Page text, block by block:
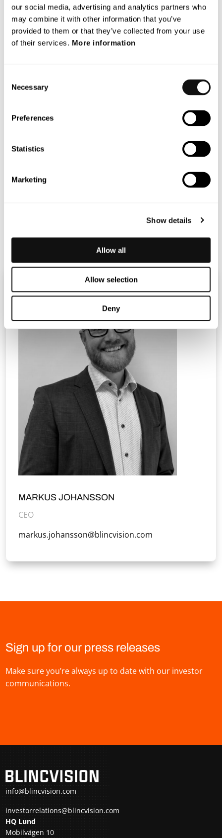
our social media, advertising and analytics partners who
may combine it with other information that you’ve
provided to them or that they’ve collected from your use
of their services. More information
Selection
Necessary
Preferences
Statistics
Marketing
Show details
Allow all
Allow selection
Deny
Med hjälp av en unik, patenterad sensorteknologi
laserskannarTerranetssystem BlincVision vägen och
upptäcker objekt upp till tio gånger snabbare och med högre
precision än någon annan ADAS-lösning idag.
europeiska bilindustrin. Sedan 2017 är bolaget noterat på
NasdaqFirst
Market (Nasdaq:
Certified Adviser till Terranet är Mangold
ca@mangold.se.
MARKUS JOHANSSON
CEO
markus.johansson@blincvision.com
Sign up for our press releases
Make sure you’re always up to date with our investor
communications.
info@blincvision.com
investorrelations@blincvision.com
HQ Lund
Mobilvägen 10